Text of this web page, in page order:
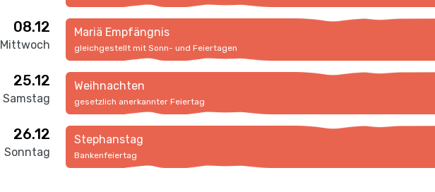
08.12
Mittwoch
Mariä Empfängnis
gleichgestellt mit Sonn- und Feiertagen
25.12
Samstag
Weihnachten
gesetzlich anerkannter Feiertag
26.12
Sonntag
Stephanstag
Bankenfeiertag